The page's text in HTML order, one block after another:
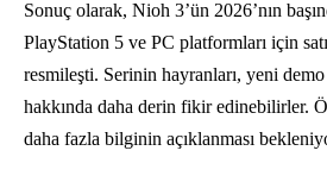
Sonuç olarak, Nioh 3’ün 2026’nın
PlayStation 5 ve PC platformları için
resmileşti. Serinin hayranları, yeni
hakkında daha derin fikir edinebilirler.
daha fazla bilginin açıklanması